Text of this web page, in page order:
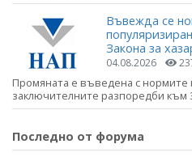
Въвежда се
Закона за
04.08.2026
Промяната е въведена с нормите
заключителните разпоредби към
Последно от форума